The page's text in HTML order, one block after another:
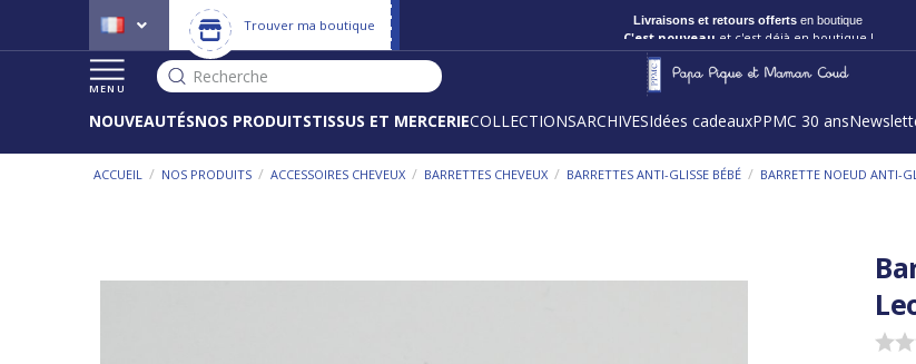
Trouver ma boutique Livraisons et retours offerts en boutique
C'est nouveau et c'est déjà en boutique !
MENU
Recherche
NOUVEAUTÉSNOS PRODUITSTISSUS ET MERCERIECOLLECTIONSARCHIVESIdées cadeauxPPMC 30 ans
ACCUEIL / NOS PRODUITS / ACCESSOIRES CHEVEUX / BARRETTES CHEVEUX / BARRETTES ANTI-GLISSE BÉBÉ / BARRETTE NOEUD ANTI-